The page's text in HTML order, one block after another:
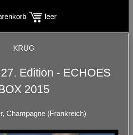
leer
KRUG
Edition - ECHOES
2015
Champagne (Frankreich)